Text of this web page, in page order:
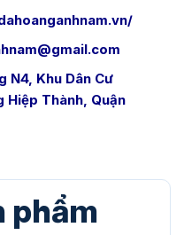
N4, Khu Dân Cư
Hiệp Thành, Quận
phẩm